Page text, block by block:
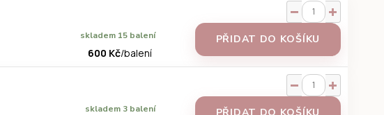
600 Kč/balení
skladem 15 balení PŘIDAT DO KOŠÍKU
skladem 3 balení